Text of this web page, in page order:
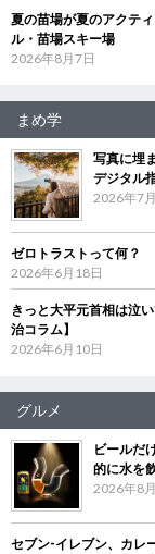
夏の苗場が夏のアクテ
ル・苗場スキー場
2026年8月7日
まめ学
写真に埋
デジタル
2026年7
ゼロトラストって何？
2026年6月18日
きっと大平元首相は泣
治コラム】
2026年6月10日
グルメ
ビールだ
的に水を
2026年8
セブン‐イレブン、カ